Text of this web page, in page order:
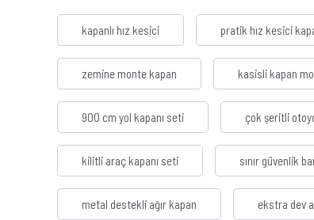
kapanlı hız kesici pratik hız kesici
zemine monte kapan kasisli kapan
900 cm yol kapanı seti çok şeritli
kilitli araç kapanı seti sınır güvenlik
metal destekli ağır kapan ekstra dev